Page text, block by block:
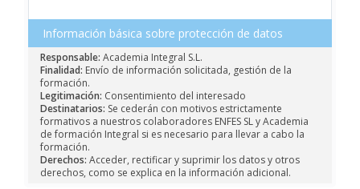
Información básica sobre protección de datos
Responsable: Academia Integral S.L.
Finalidad: Envío de información solicitada, gestión de la
formación.
Legitimación: Consentimiento del interesado
Destinatarios: Se cederán con motivos estrictamente
formativos a nuestros colaboradores ENFES SL y Academia
de formación Integral si es necesario para llevar a cabo la
formación.
Derechos: Acceder, rectificar y suprimir los datos y otros
derechos, como se explica en la información adicional.